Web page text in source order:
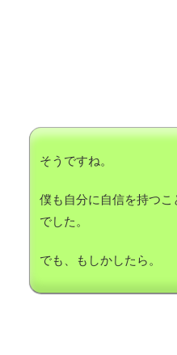
そうですね。
僕も自分に自信を持つこ
でした。
でも、もしかしたら。